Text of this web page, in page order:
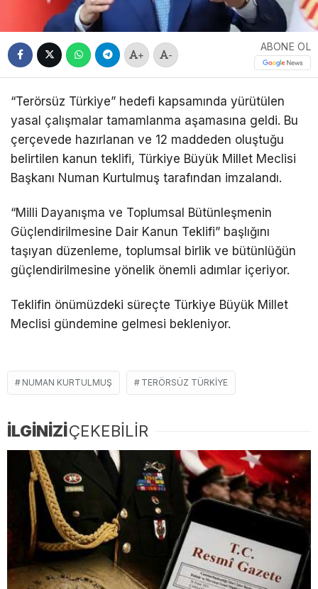
+ -
ABONE OL
“Terörsüz Türkiye” hedefi kapsamında yürütülen
yasal çalışmalar tamamlanma aşamasına geldi. Bu
çerçevede hazırlanan ve 12 maddeden oluştuğu
belirtilen kanun teklifi, Türkiye Büyük Millet Meclisi
Başkanı Numan Kurtulmuş tarafından imzalandı.
“Milli Dayanışma ve Toplumsal Bütünleşmenin
Güçlendirilmesine Dair Kanun Teklifi” başlığını
taşıyan düzenleme, toplumsal birlik ve bütünlüğün
güçlendirilmesine yönelik önemli adımlar içeriyor.
Teklifin önümüzdeki süreçte Türkiye Büyük Millet
Meclisi gündemine gelmesi bekleniyor.
NUMAN KURTULMUŞ TERÖRSÜZ TÜRKIYE
İLGİNİZİÇEKEBİLİR